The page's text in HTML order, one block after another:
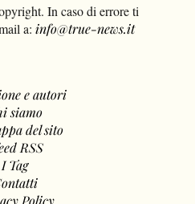
In caso di errore ti
a: info@true-news.it
e autori
siamo
del sito
RSS
I Tag
Policy